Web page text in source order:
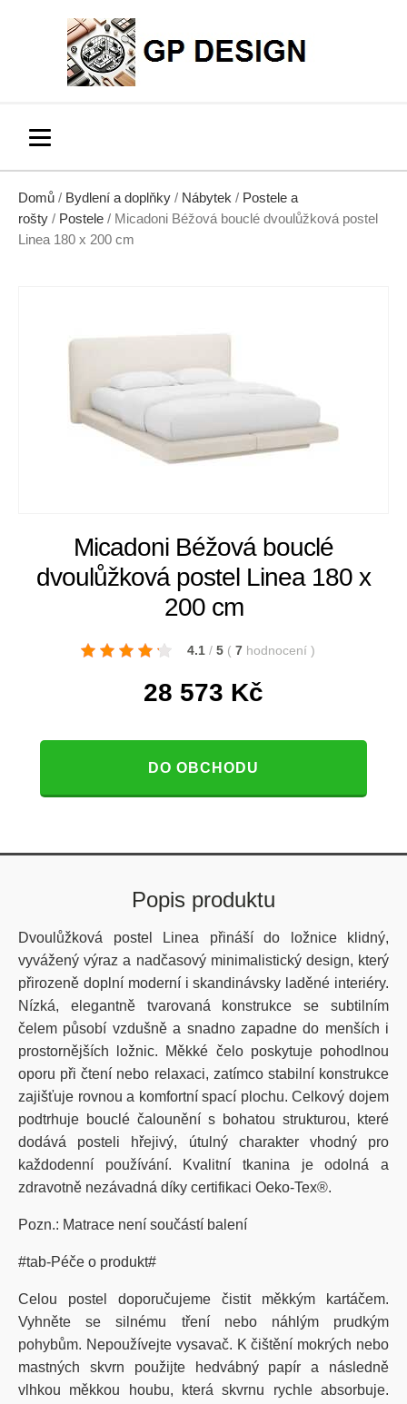
Domů / Bydlení a doplňky / Nábytek / Postele a
rošty / Postele / Micadoni Béžová bouclé dvoulůžková postel
Linea 180 x 200 cm
Micadoni Béžová bouclé
dvoulůžková postel Linea 180 x
200 cm
4.1 / 5 ( 7 hodnocení )
28 573 Kč
DO OBCHODU
Popis produktu
Dvoulůžková postel Linea přináší do ložnice klidný,
vyvážený výraz a nadčasový minimalistický design, který
přirozeně doplní moderní i skandinávsky laděné interiéry.
Nízká, elegantně tvarovaná konstrukce se subtilním
čelem působí vzdušně a snadno zapadne do menších i
prostornějších ložnic. Měkké čelo poskytuje pohodlnou
oporu při čtení nebo relaxaci, zatímco stabilní konstrukce
zajišťuje rovnou a komfortní spací plochu. Celkový dojem
podtrhuje bouclé čalounění s bohatou strukturou, které
dodává posteli hřejivý, útulný charakter vhodný pro
každodenní používání. Kvalitní tkanina je odolná a
zdravotně nezávadná díky certifikaci Oeko-Tex®.
Pozn.: Matrace není součástí balení
#tab-Péče o produkt#
Celou postel doporučujeme čistit měkkým kartáčem.
Vyhněte se silnému tření nebo náhlým prudkým
pohybům. Nepoužívejte vysavač. K čištění mokrých nebo
mastných skvrn použijte hedvábný papír a následně
vlhkou měkkou houbu, která skvrnu rychle absorbuje.